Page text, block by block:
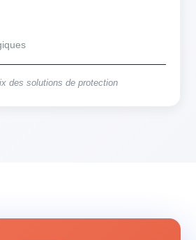
des solutions de protection